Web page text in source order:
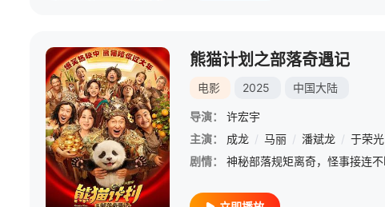
熊猫计划之部落奇遇记
电影 2025 中国大陆
导演：
许宏宇
主演：
成龙 / 马丽 / 潘斌龙 / 于荣光
剧情：